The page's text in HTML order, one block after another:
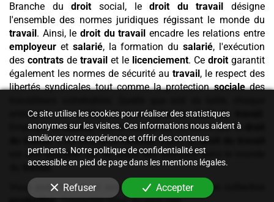
Branche dudroit social, ledroit du travail
désigne
l'ensemble des normes juridiques régissant le monde du
travail . Ainsi, le droit du travail encadre les relations entre
employeur et salarié, la formation dusalarié, l'exécution
des contrats de travail et le licenciement. Ce droit garantit
également les normes de sécurité au travail , le respect des
libertés syndicales tout comme la protectionsocialedes
entreprise est confrontée aux règles dudroit du travail
Employé ousalarié, tout le monde est concerné par le
du travail. C'est pourquoil'avocatexpert endroit du travail
est une véritable clef de voûte des relations dans le monde
travail.
Vous avez trouvé un avocat pour la convention collective
Ce site utilise les cookies pour réaliser des statistiques
anonymes sur les visites. Ces informations nous aident à
améliorer votre expérience et offrir des contenus
pertinents. Notre politique de confidentialité est
accessible en pied de page dans les mentions légales.
Refuser Accepter